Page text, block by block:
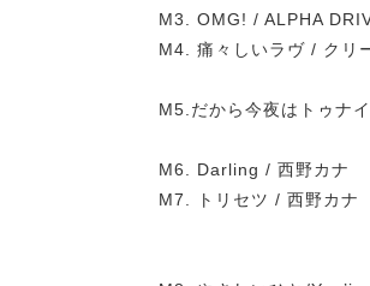
M3. OMG! / ALPHA
M4. 痛々しいラヴ / クリ
M5.だから今夜はトゥナ
M6. Darling / 西野カナ
M7. トリセツ / 西野カナ